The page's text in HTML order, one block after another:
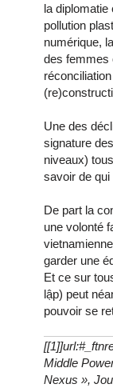
la diplomatie
pollution
numérique,
des femmes
Une des
signature
niveaux)
savoir de qui
De part la
une volonté
garder une
Et ce sur
lập) peut
pouvoir se
Middle
Nexus »,